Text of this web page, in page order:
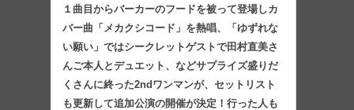
１曲目からバーカーのフードを被って登場しカ
バー曲「メカクシコード」を熱唱、「ゆずれな
い願い」ではシークレットゲストで田村直美さ
んご本人とデュエット、などサプライズ盛りだ
くさんに終った2ndワンマンが、セットリスト
も更新して追加公演の開催が決定！⾏った⼈も